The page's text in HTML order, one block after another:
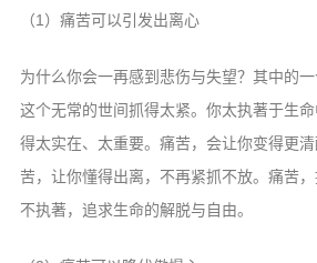
（1）痛苦可以引发出离心
为什么你会一再感到悲伤与失望？其中的
这个无常的世间抓得太紧。你太执著于生
得太实在、太重要。痛苦，会让你变得更
苦，让你懂得出离，不再紧抓不放。痛苦，
不执著，追求生命的解脱与自由。